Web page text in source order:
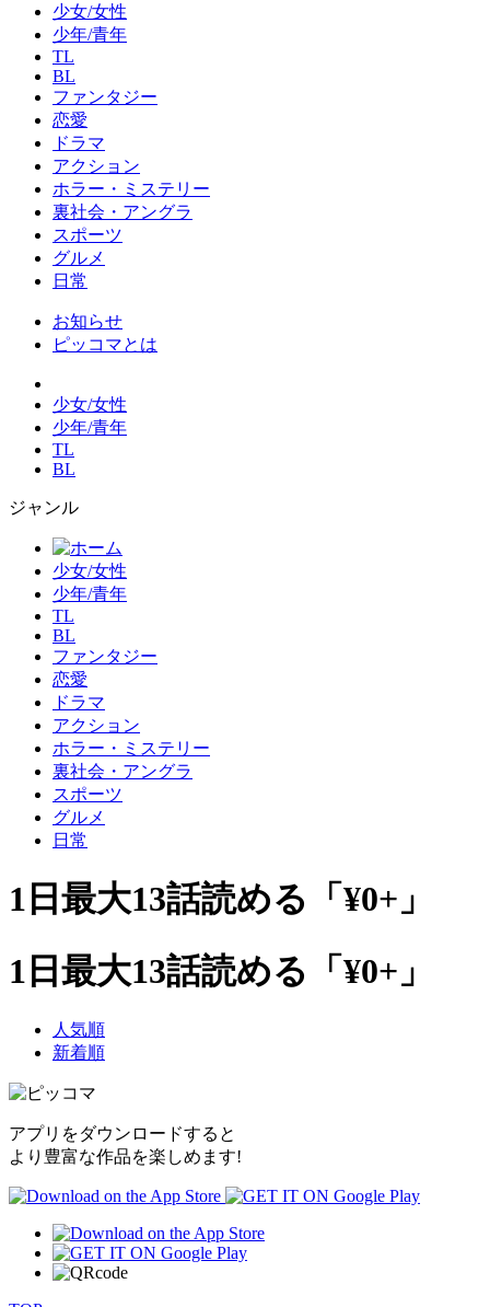
少女/女性
少年/青年
TL
BL
ファンタジー
恋愛
ドラマ
アクション
ホラー・ミステリー
裏社会・アングラ
スポーツ
グルメ
日常
お知らせ
ピッコマとは
少女/女性
少年/青年
TL
BL
ジャンル
少女/女性
少年/青年
TL
BL
ファンタジー
恋愛
ドラマ
アクション
ホラー・ミステリー
裏社会・アングラ
スポーツ
グルメ
日常
1日最大13話読める「¥0+」
1日最大13話読める「¥0+」
人気順
新着順
アプリをダウンロードすると
より豊富な作品を楽しめます!